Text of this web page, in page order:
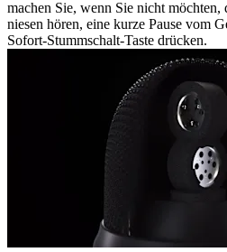
machen Sie, wenn Sie nicht möchten,
niesen hören, eine kurze Pause vom
Sofort-Stummschalt-Taste drücken.